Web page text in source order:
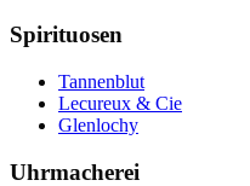
Spirituosen
Tannenblut
Lecureux & Cie
Glenlochy
Uhrmacherei